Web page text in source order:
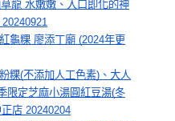
龍 水嫩嫩、入口即化的神
龜粿 廖添丁廟 (2024年更
粿(不添加人工色素)、大人
限定芝麻小湯圓紅豆湯(冬
店 20240204